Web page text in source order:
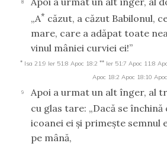
8
„A* căzut, a căzut Babilonul,
mare, care a adăpat toate
vinul mâniei curviei ei!”
* Isa 21:9 Ier 51:8 Apoc 18:2 ** Ier 51:7 Apoc 11:8
Apoc 18:2 Apoc 18:10
9
Apoi a urmat un alt înger, al
cu glas tare: „Dacă se închină
icoanei ei şi primeşte semnul
pe mână,